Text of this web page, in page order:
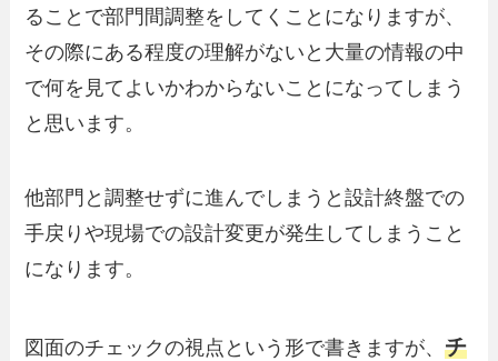
ることで部門間調整をしてくことになりますが、
その際にある程度の理解がないと大量の情報の中
で何を見てよいかわからないことになってしまう
と思います。
他部門と調整せずに進んでしまうと設計終盤での
手戻りや現場での設計変更が発生してしまうこと
になります。
図面のチェックの視点という形で書きますが、チ